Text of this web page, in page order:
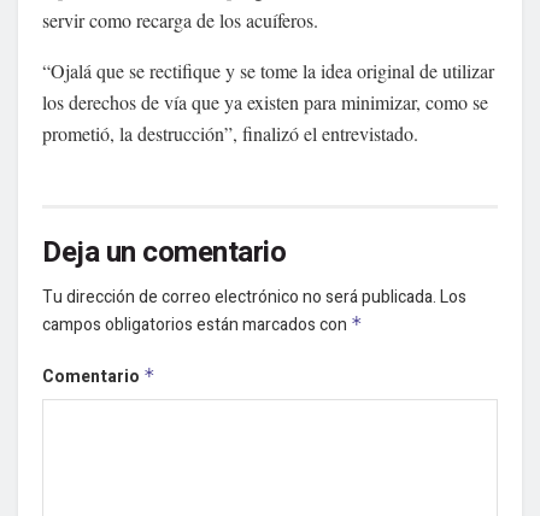
servir como recarga de los acuíferos.
“Ojalá que se rectifique y se tome la idea original de utilizar
los derechos de vía que ya existen para minimizar, como se
prometió, la destrucción”, finalizó el entrevistado.
Deja un comentario
Tu dirección de correo electrónico no será publicada.Los
campos obligatorios están marcados con *
Comentario *